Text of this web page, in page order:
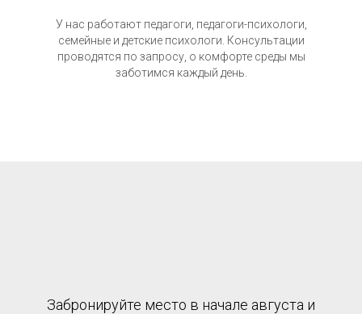
У нас работают педагоги, педагоги-психологи,
семейные и детские психологи. Консультации
проводятся по запросу, о комфорте среды мы
заботимся каждый день.
Забронируйте место в начале августа и